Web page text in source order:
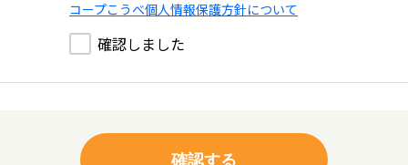
コープこうべ個人情報保護方針について
確認しました